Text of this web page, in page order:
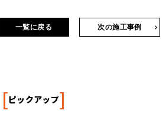
次の施工事例
一覧に戻る
[ピックアップ]